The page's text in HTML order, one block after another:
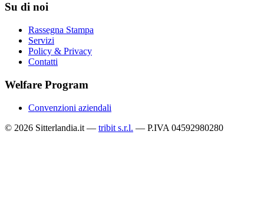
Su di noi
Rassegna Stampa
Servizi
Policy & Privacy
Contatti
Welfare Program
Convenzioni aziendali
© 2026 Sitterlandia.it — tribit s.r.l. — P.IVA 04592980280